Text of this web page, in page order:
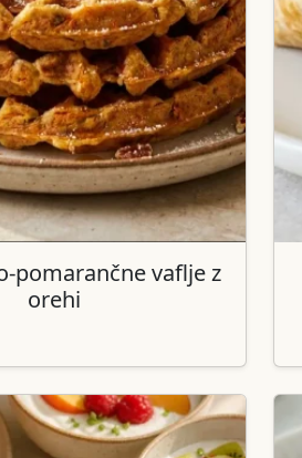
pomarančne vaflje z
orehi